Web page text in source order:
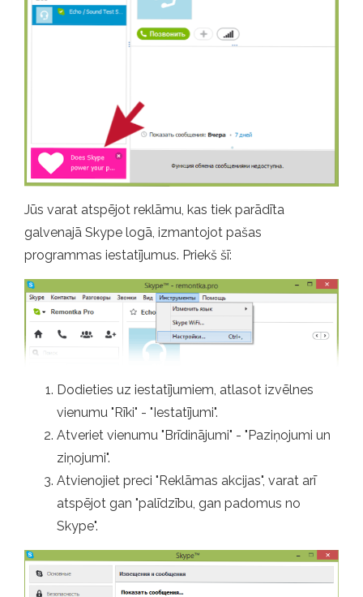
Jūs varat atspējot reklāmu, kas tiek parādīta
galvenajā Skype logā, izmantojot pašas
programmas iestatījumus. Priekš šī:
Dodieties uz iestatījumiem, atlasot izvēlnes
vienumu "Rīki" - "Iestatījumi".
Atveriet vienumu "Brīdinājumi" - "Paziņojumi un
ziņojumi".
Atvienojiet preci "Reklāmas akcijas", varat arī
atspējot gan "palīdzību, gan padomus no
Skype".